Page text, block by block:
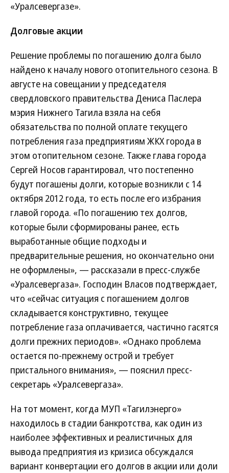
«Уралсевергазе».
Долговые акции
Решение проблемы по погашению долга было
найдено к началу нового отопительного сезона. В
августе на совещании у председателя
свердловского правительства Дениса Паслера
мэрия Нижнего Тагила взяла на себя
обязательства по полной оплате текущего
потребления газа предприятиям ЖКХ города в
этом отопительном сезоне. Также глава города
Сергей Носов гарантировал, что постепенно
будут погашены долги, которые возникли с 14
октября 2012 года, то есть после его избрания
главой города. «По погашению тех долгов,
которые были сформированы ранее, есть
выработанные общие подходы и
предварительные решения, но окончательно они
не оформлены», — рассказали в пресс-службе
«Уралсевергаза». Господин Власов подтверждает,
что «сейчас ситуация с погашением долгов
складывается конструктивно, текущее
потребление газа оплачивается, частично гасятся
долги прежних периодов». «Однако проблема
остается по-прежнему острой и требует
пристального внимания», — пояснил пресс-
секретарь «Уралсевергаза».
На тот момент, когда МУП «Тагилэнерго»
находилось в стадии банкротства, как один из
наиболее эффективных и реалистичных для
вывода предприятия из кризиса обсуждался
вариант конвертации его долгов в акции или доли